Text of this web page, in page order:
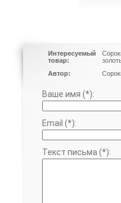
Интересуемый
товар:
Автор:
Ваше имя (*):
Email (*):
Текст письма (*):